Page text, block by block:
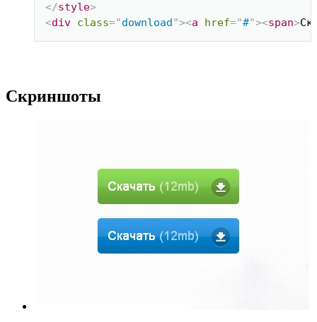
</style>
<div class="download "><a href="#"><span>
Скриншоты